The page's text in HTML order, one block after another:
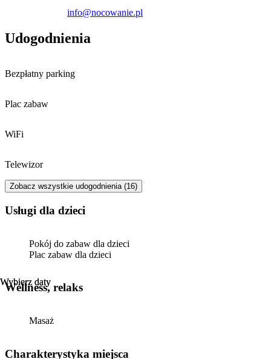
info@nocowanie.pl
Wybierz daty
Wybierz daty
Udogodnienia
Bezpłatny parking
Plac zabaw
WiFi
Telewizor
Zobacz wszystkie udogodnienia (16)
usługi dla dzieci
Pokój do zabaw dla dzieci
Plac zabaw dla dzieci
Wellness, relaks
Masaż
Charakterystyka miejsca